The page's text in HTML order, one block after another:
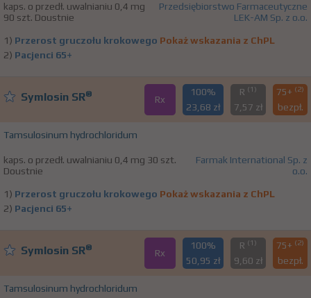
kaps. o przedł. uwalnianiu 0,4 mg
90 szt. Doustnie
Przedsiębiorstwo Farmaceutyczne
LEK-AM Sp. z o.o.
1) Przerost gruczołu krokowego Pokaż wskazania z ChPL
2) Pacjenci 65+
Symlosin SR® Rx
100%
23,68 zł
R (1)
7,57 zł
75+ (2)
bezpł.
Tamsulosinum hydrochloridum
kaps. o przedł. uwalnianiu 0,4 mg 30 szt.
Doustnie
Farmak International Sp. z
o.o.
1) Przerost gruczołu krokowego Pokaż wskazania z ChPL
2) Pacjenci 65+
Symlosin SR® Rx
100%
50,95 zł
R (1)
9,60 zł
75+ (2)
bezpł.
Tamsulosinum hydrochloridum